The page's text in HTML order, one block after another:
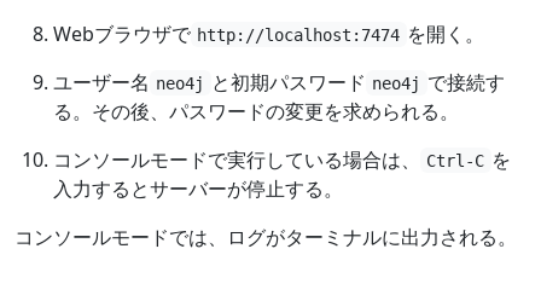
Webブラウザで http://localhost:7474 を開く。
ユーザー名 neo4j と初期パスワード neo4j で接続す
る。その後、パスワードの変更を求められる。
コンソールモードで実行している場合は、
Ctrl-C を
入力するとサーバーが停止する。
コンソールモードでは、ログがターミナルに出力される。